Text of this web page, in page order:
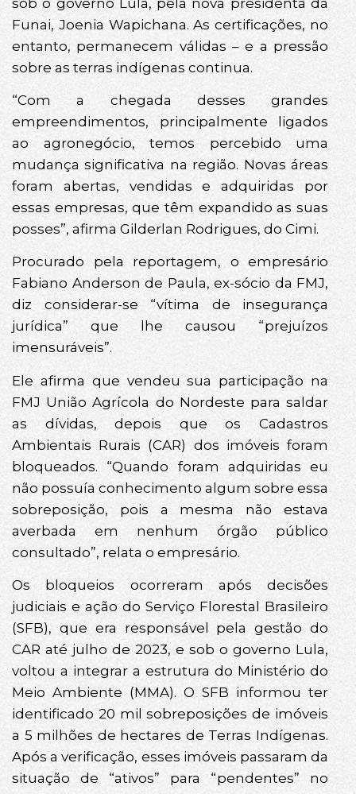
Funai, Joenia Wapichana. As certificações, no
entanto, permanecem válidas – e a pressão
sobre as terras indígenas continua.
“Com a chegada desses grandes
empreendimentos, principalmente ligados
ao agronegócio, temos percebido uma
mudança significativa na região. Novas áreas
foram abertas, vendidas e adquiridas por
essas empresas, que têm expandido as suas
posses”, afirma Gilderlan Rodrigues, do Cimi.
Procurado pela reportagem, o empresário
Fabiano Anderson de Paula, ex-sócio da FMJ,
diz considerar-se “vítima de insegurança
jurídica” que lhe causou “prejuízos
imensuráveis”.
Ele afirma que vendeu sua participação na
FMJ União Agrícola do Nordeste para saldar
as dívidas, depois que os Cadastros
Ambientais Rurais (CAR) dos imóveis foram
bloqueados. “Quando foram adquiridas eu
não possuía conhecimento algum sobre essa
sobreposição, pois a mesma não estava
averbada em nenhum órgão público
consultado”, relata o empresário.
Os bloqueios ocorreram após decisões
judiciais e ação do Serviço Florestal Brasileiro
(SFB), que era responsável pela gestão do
CAR até julho de 2023, e sob o governo Lula,
voltou a integrar a estrutura do Ministério do
Meio Ambiente (MMA). O SFB informou ter
identificado 20 mil sobreposições de imóveis
a 5 milhões de hectares de Terras Indígenas.
Após a verificação, esses imóveis passaram da
situação de “ativos” para “pendentes” no